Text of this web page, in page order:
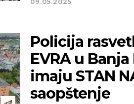
09.05.2025
Policija
EVRA u
imaju STAN
saopštenje